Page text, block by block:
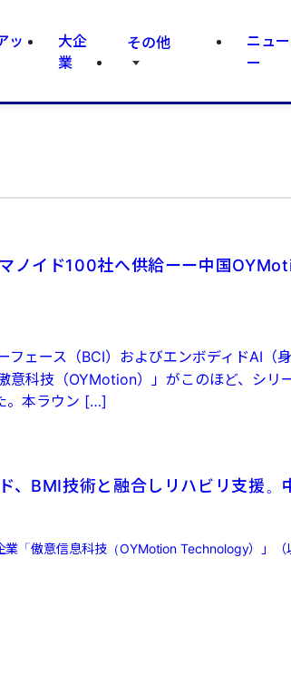
ッ
大企
業
その他
ニュ
ー
ノイド100社へ供給ーー中国
フェース（BCI）およびエンボディドAI（
意科技（OYMotion）」がこのほど、シリ
。本ラウン […]
、BMI技術と融合しリハビリ支援。
業「傲意信息科技（OYMotion Technology）」（